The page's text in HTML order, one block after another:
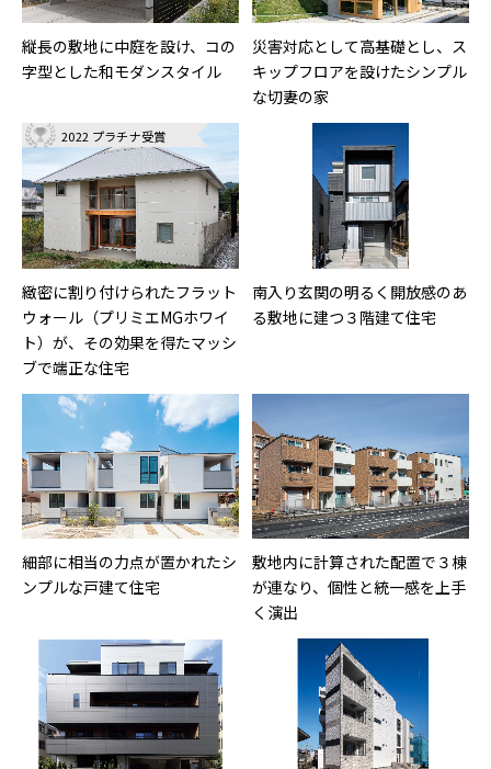
縦長の敷地に中庭を設け、コの
字型とした和モダンスタイル
災害対応として高基礎とし、ス
キップフロアを設けたシンプル
な切妻の家
2022 プラチナ受賞
緻密に割り付けられたフラット
ウォール（プリミエMGホワイ
ト）が、その効果を得たマッシ
ブで端正な住宅
南入り玄関の明るく開放感のあ
る敷地に建つ３階建て住宅
細部に相当の力点が置かれたシ
ンプルな戸建て住宅
敷地内に計算された配置で３棟
が連なり、個性と統一感を上手
く演出